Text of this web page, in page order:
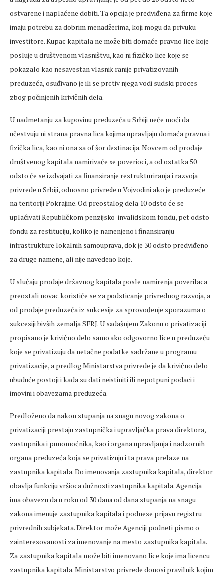
ostvarene i naplaćene dobiti. Ta opcija je predviđena za firme koje
imaju potrebu za dobrim menadžerima, koji mogu da privuku
investitore. Kupac kapitala ne može biti domaće pravno lice koje
posluje u društvenom vlasništvu, kao ni fizičko lice koje se
pokazalo kao nesavestan vlasnik ranije privatizovanih
preduzeća, osuđivano je ili se protiv njega vodi sudski proces
zbog počinjenih krivičnih dela.
U nadmetanju za kupovinu preduzeća u Srbiji neće moći da
učestvuju ni strana pravna lica kojima upravljaju domaća pravna i
fizička lica, kao ni ona sa of šor destinacija. Novcem od prodaje
društvenog kapitala namirivaće se poverioci, a od ostatka 50
odsto će se izdvajati za finansiranje restrukturiranja i razvoja
privrede u Srbiji, odnosno privrede u Vojvodini ako je preduzeće
na teritoriji Pokrajine. Od preostalog dela 10 odsto će se
uplaćivati Republičkom penzijsko-invalidskom fondu, pet odsto
fondu za restituciju, koliko je namenjeno i finansiranju
infrastrukture lokalnih samouprava, dok je 30 odsto predviđeno
za druge namene, ali nije navedeno koje.
U slučaju prodaje državnog kapitala posle namirenja poverilaca
preostali novac koristiće se za podsticanje privrednog razvoja, a
od prodaje preduzeća iz sukcesije za sprovođenje sporazuma o
sukcesiji bivših zemalja SFRJ. U sadašnjem Zakonu o privatizaciji
propisano je krivično delo samo ako odgovorno lice u preduzeću
koje se privatizuju da netačne podatke sadržane u programu
privatizacije, a predlog Ministarstva privrede je da krivično delo
ubuduće postoji i kada su dati neistiniti ili nepotpuni podaci i
imovini i obavezama preduzeća.
Predloženo da nakon stupanja na snagu novog zakona o
privatizaciji prestaju zastupnička i upravljačka prava direktora,
zastupnika i punomoćnika, kao i organa upravljanja i nadzornih
organa preduzeća koja se privatizuju i ta prava prelaze na
zastupnika kapitala. Do imenovanja zastupnika kapitala, direktor
obavlja funkciju vršioca dužnosti zastupnika kapitala. Agencija
ima obavezu da u roku od 30 dana od dana stupanja na snagu
zakona imenuje zastupnika kapitala i podnese prijavu registru
privrednih subjekata. Direktor može Agenciji podneti pismo o
zainteresovanosti za imenovanje na mesto zastupnika kapitala.
Za zastupnika kapitala može biti imenovano lice koje ima licencu
zastupnika kapitala. Ministarstvo privrede donosi pravilnik kojim